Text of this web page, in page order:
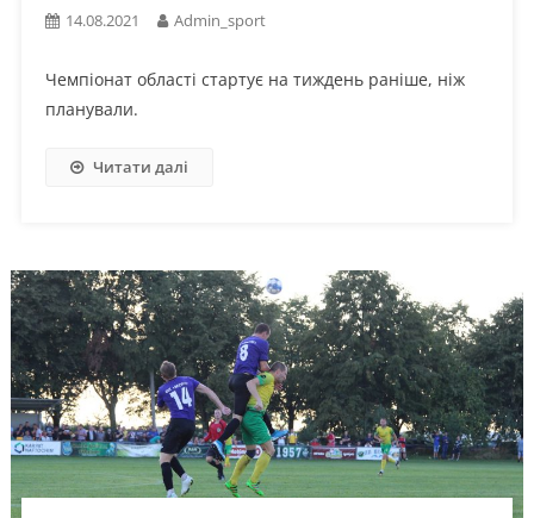
14.08.2021 Admin_sport
Чемпіонат області стартує на тиждень раніше, ніж
планували.
Читати далі